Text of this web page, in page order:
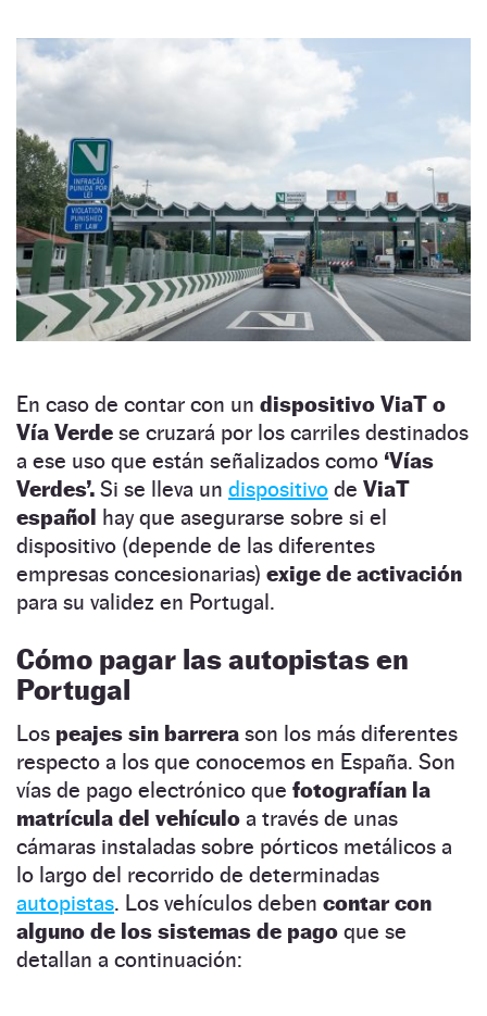
En caso de contar con un dispositivo ViaT o
Vía Verde se cruzará por los carriles destinados
a ese uso que están señalizados como ‘Vías
Verdes’. Si se lleva un dispositivo de ViaT
español hay que asegurarse sobre si el
dispositivo (depende de las diferentes
empresas concesionarias) exige de activación
para su validez en Portugal.
Cómo pagar las autopistas en
Portugal
Los peajes sin barrera son los más diferentes
respecto a los que conocemos en España. Son
vías de pago electrónico que fotografían la
matrícula del vehículo a través de unas
cámaras instaladas sobre pórticos metálicos a
lo largo del recorrido de determinadas
autopistas. Los vehículos deben contar con
alguno de los sistemas de pago que se
detallan a continuación: